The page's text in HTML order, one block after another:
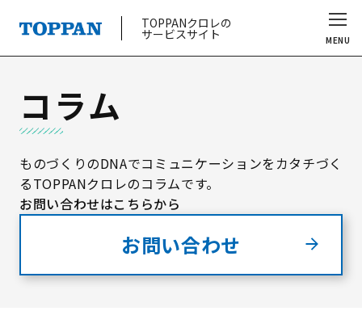
TOPPANクロレの
サービスサイト MENU
コラム
ものづくりのDNAでコミュニケーションをカタチづく
るTOPPANクロレのコラムです。
お問い合わせはこちらから
お問い合わせ